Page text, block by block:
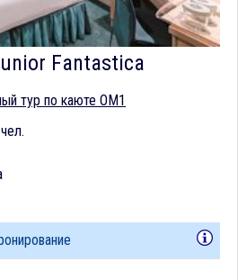
Fantastica
тур по каюте OM1